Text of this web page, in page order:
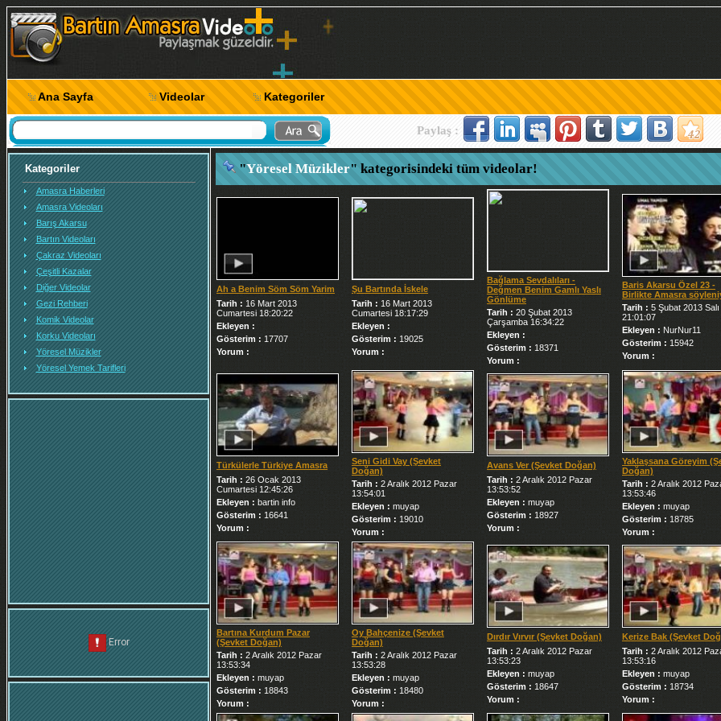
Ana Sayfa Videolar Kategoriler
Paylaş :
Kategoriler
Amasra Haberleri
Amasra Videoları
Barış Akarsu
Bartın Videoları
Çakraz Videoları
Çeşitli Kazalar
Diğer Videolar
Gezi Rehberi
Komik Videolar
Korku Videoları
Yöresel Müzikler
Yöresel Yemek Tarifleri
"Yöresel Müzikler" kategorisindeki tüm videolar!
Ah a Benim Söm Söm Yarim
Tarih : 16 Mart 2013
Cumartesi 18:20:22
Ekleyen :
Gösterim : 17707
Yorum :
Şu Bartında İskele
Tarih : 16 Mart 2013
Cumartesi 18:17:29
Ekleyen :
Gösterim : 19025
Yorum :
Bağlama Sevdalıları -
Değmen Benim Gamlı Yaslı
Gönlüme
Tarih : 20 Şubat 2013
Çarşamba 16:34:22
Ekleyen :
Gösterim : 18371
Yorum :
Baris Akarsu Özel 23 -
Birlikte Amasra
Tarih : 5 Şubat 2013 Salı
21:01:07
Ekleyen : NurNur11
Gösterim : 15942
Yorum :
Türkülerle Türkiye Amasra
Tarih : 26 Ocak 2013
Cumartesi 12:45:26
Ekleyen : bartin info
Gösterim : 16641
Yorum :
Seni Gidi Vay (Şevket
Doğan)
Tarih : 2 Aralık 2012 Pazar
13:54:01
Ekleyen : muyap
Gösterim : 19010
Yorum :
Avans Ver (Şevket Doğan)
Tarih : 2 Aralık 2012 Pazar
13:53:52
Ekleyen : muyap
Gösterim : 18927
Yorum :
Yaklaşsana Göreyim
Doğan)
Tarih : 2 Aralık 2012
13:53:46
Ekleyen : muyap
Gösterim : 18785
Yorum :
Bartına Kurdum Pazar
(Şevket Doğan)
Tarih : 2 Aralık 2012 Pazar
13:53:34
Ekleyen : muyap
Gösterim : 18843
Yorum :
Oy Bahçenize (Şevket
Doğan)
Tarih : 2 Aralık 2012 Pazar
13:53:28
Ekleyen : muyap
Gösterim : 18480
Yorum :
Dırdır Vırvır (Şevket Doğan)
Tarih : 2 Aralık 2012 Pazar
13:53:23
Ekleyen : muyap
Gösterim : 18647
Yorum :
Kerize Bak (Şevket
Tarih : 2 Aralık 2012
13:53:16
Ekleyen : muyap
Gösterim : 18734
Yorum :